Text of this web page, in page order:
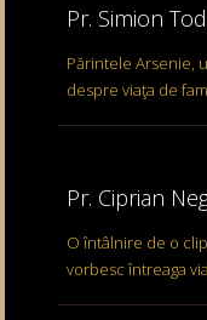
Pr. Simion
Părintele Arsenie,
despre viaţa de
Pr. Ciprian
O întâlnire de o
vorbesc întreaga